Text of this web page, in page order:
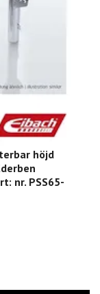
höjd
nr. PSS65-